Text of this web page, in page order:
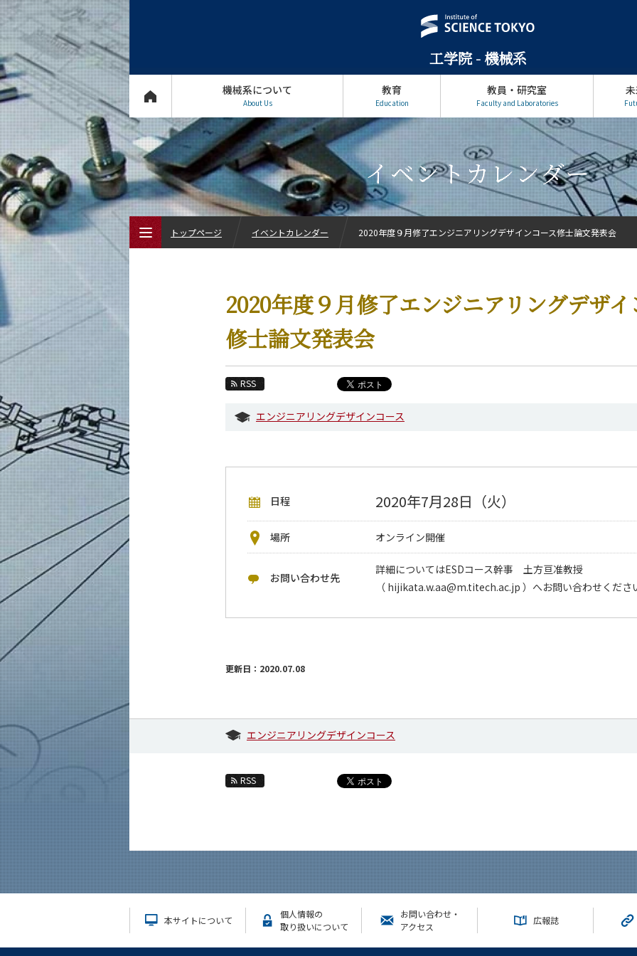
工学院 - 機械系
機械系について
About Us
教育
Education
教員・研究室
Faculty and Laboratories
イベントカレンダー
2020年度９月修了エンジニアリングデザ
修士論文発表会
RSS
エンジニアリングデザインコース
日程 2020年7月28日（火）
場所 オンライン開催
お問い合わせ先
詳細についてはESDコース幹事 土方亘准教授
（ hijikata.w.aa@m.titech.ac.jp ）へお問い合わせくださ
更新日：2020.07.08
エンジニアリングデザインコース
RSS
本サイトについて
個人情報の
取り扱いについて
お問い合わせ・
アクセス
広報誌
トップページ イベントカレンダー 2020年度９月修了エンジニアリングデザインコース修士論文発表会
イベントカレンダー